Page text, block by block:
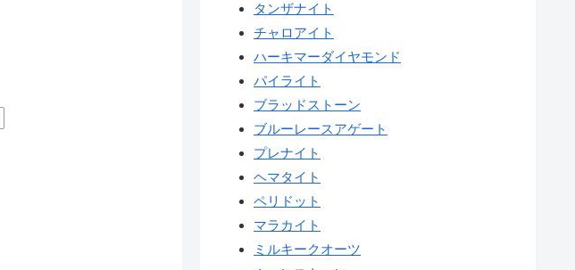
タンザナイト
チャロアイト
ハーキマーダイヤモンド
パイライト
ブラッドストーン
ブルーレースアゲート
プレナイト
ヘマタイト
ペリドット
マラカイト
ミルキークオーツ